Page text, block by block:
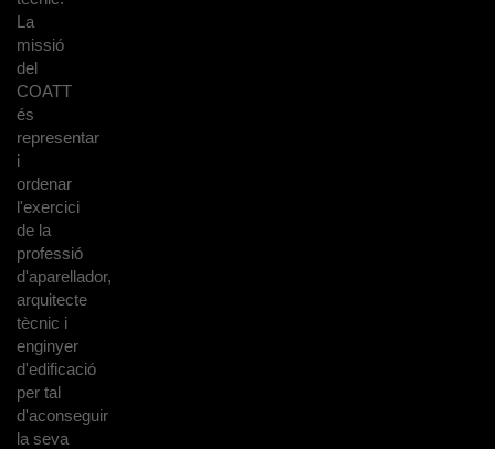
La
missió
del
COATT
és
representar
i
ordenar
l'exercici
de la
professió
d'aparellador,
arquitecte
tècnic i
enginyer
d'edificació
per tal
d'aconseguir
la seva